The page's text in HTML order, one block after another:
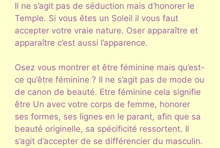
Il ne s’agit pas de séduction mais d’honorer le
Temple. Si vous êtes un Soleil il vous faut
accepter votre vraie nature. Oser apparaître et
apparaître c’est aussi l’apparence.
Osez vous montrer et être féminine mais qu’est-
ce qu’être féminine ? Il ne s’agit pas de mode ou
de canon de beauté. Etre féminine cela signifie
être Un avec votre corps de femme, honorer
ses formes, ses lignes en le parant, afin que sa
beauté originelle, sa spécificité ressortent. Il
s’agit d’accepter de se différencier du masculin.